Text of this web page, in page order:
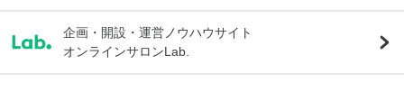
企画・開設・運営ノウハウサイト
オンラインサロンLab.